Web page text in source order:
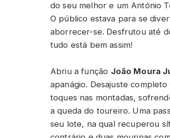
do seu melhor e um António
O público estava para se
aborrecer-se. Desfrutou até
tudo está bem assim!
Abriu a função João Moura
apanágio. Desajuste
toques nas montadas,
a queda do toureiro. Uma
seu lote, na qual recuperou